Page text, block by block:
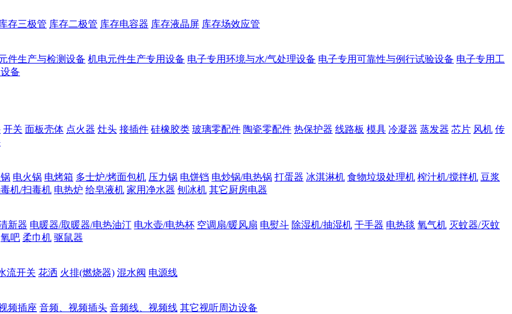
库存三极管 库存二极管 库存电容器 库存液晶屏 库存场效应管
件生产与检测设备 机电元件生产专用设备 电子专用环境与水/气处理设备 电子专用可靠性与例行试验设备 电子专用工
备
开关 面板壳体 点火器 灶头 接插件 硅橡胶类 玻璃零配件 陶瓷零配件 热保护器 线路板 模具 冷凝器 蒸发器 芯片 风机 传
电火锅 电烤箱 多士炉/烤面包机 压力锅 电饼铛 电炒锅/电热锅 打蛋器 冰淇淋机 食物垃圾处理机 榨汁机/搅拌机 豆浆
机/扫毒机 电热炉 给皂液机 家用净水器 刨冰机 其它厨房电器
新器 电暖器/取暖器/电热油汀 电水壶/电热杯 空调扇/暖风扇 电熨斗 除湿机/抽湿机 干手器 电热毯 氧气机 灭蚊器/灭蚊
氧吧 柔巾机 驱鼠器
流开关 花洒 火排(燃烧器) 混水阀 电源线
频插座 音频、视频插头 音频线、视频线 其它视听周边设备